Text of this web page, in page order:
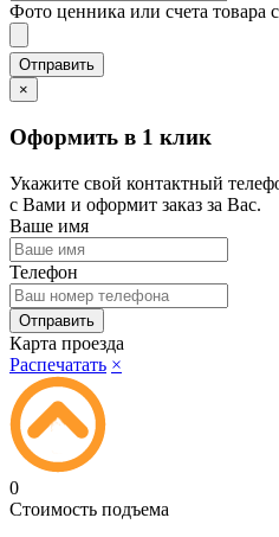
Фото ценника или счета товара
×
Оформить в 1 клик
Укажите свой контактный
с Вами и оформит заказ за Вас.
Ваше имя
Телефон
Карта проезда
Распечатать ×
0
Стоимость подъема